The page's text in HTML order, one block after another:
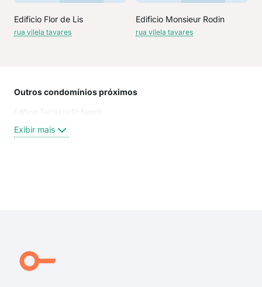
Edificio Flor de Lis
rua vilela tavares
Edificio Monsieur Rodin
rua vilela tavares
Outros condomínios próximos
Edificio Terrazze Di Napoli
Exibir mais